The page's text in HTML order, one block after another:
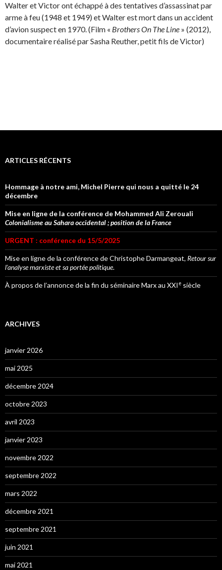
Walter et Victor ont échappé à des tentatives d’assassinat par
arme à feu (1948 et 1949) et Walter est mort dans un accident
d’avion suspect en 1970. (Film « Brothers On The Line » (2012),
documentaire réalisé par Sasha Reuther, petit fils de Victor)
ARTICLES RÉCENTS
Hommage à notre ami, Michel Pierre qui nous a quitté le 24
décembre
Mise en ligne de la conférence de Mohammed Ali Zerouali
Colonialisme au Sahara occidental ; position de la France
URGENT : conférence du 15/5/2025
Mise en ligne de la conférence de Christophe Darmangeat, Retour sur
l’analyse marxiste et sa portée politique.
À propos de l’annonce de la fin du séminaire Marx au XXI e siècle
ARCHIVES
janvier 2026
mai 2025
décembre 2024
octobre 2023
avril 2023
janvier 2023
novembre 2022
septembre 2022
mars 2022
décembre 2021
septembre 2021
juin 2021
mai 2021